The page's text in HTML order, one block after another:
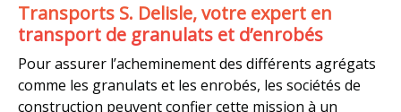
Transports S. Delisle, votre expert en
transport de granulats et d’enrobés
Pour assurer l’acheminement des différents agrégats
comme les granulats et les enrobés, les sociétés de
construction peuvent confier cette mission à un